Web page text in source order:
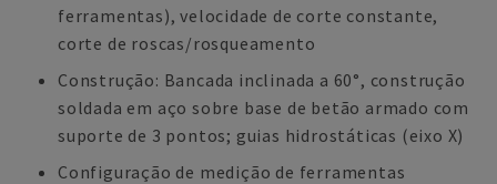
ferramentas), velocidade de corte constante,
corte de roscas/rosqueamento
Construção: Bancada inclinada a 60°, construção
soldada em aço sobre base de betão armado com
suporte de 3 pontos; guias hidrostáticas (eixo X)
Configuração de medição de ferramentas